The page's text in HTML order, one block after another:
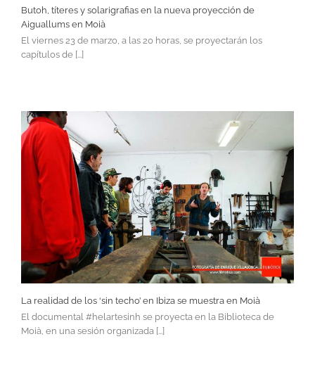
Butoh, títeres y solarigrafias en la nueva proyección de
Aiguallums en Moià
El viernes 23 de marzo, a las 20 horas, se proyectarán los
capítulos de [...]
La realidad de los ‘sin techo’ en Ibiza se muestra en Moià
El documental #helartesinh se proyecta en la Biblioteca de
Moià, en una sesión organizada [...]